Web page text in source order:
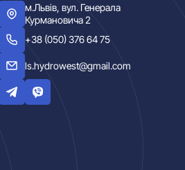
м.Львів, вул. Генерала
Курмановича 2
+38 (050) 376 64 75
ls.hydrowest@gmail.com